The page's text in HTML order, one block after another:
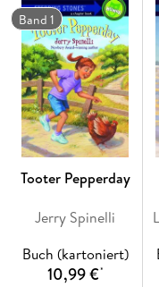
In this companion
winner Marion Dane
suspense and shivers.
Band 1
Tooter Pepperday
Jerry Spinelli
Buch (kartoniert)
10,99 €*